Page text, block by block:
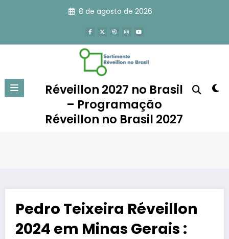
8 de agosto de 2026
Réveillon 2027 no Brasil
– Programação
Réveillon no Brasil 2027
Pedro Teixeira Réveillon
2024 em Minas Gerais :